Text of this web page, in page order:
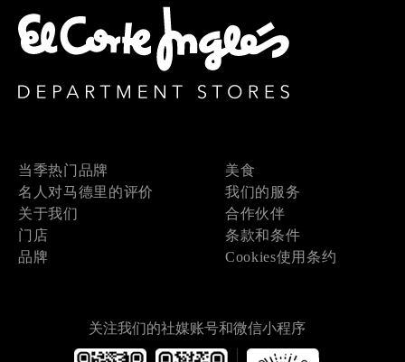
当季热门品牌
名人对马德里的评价
关于我们
门店
品牌
美食
我们的服务
合作伙伴
条款和条件
Cookies使用条约
关注我们的社媒账号和微信小程序